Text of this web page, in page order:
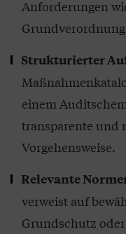
Anforderungen
Strukturierter
einem
transparente und
Vorgehensweise.
Relevante
verweist auf
Grundschutz